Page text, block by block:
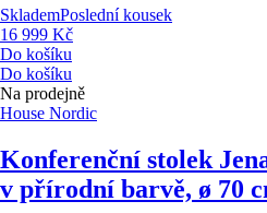
SklademPoslední kousek
16 999 Kč
Do košíku
Do košíku
Na prodejně
House Nordic
Konferenční stolek
v přírodní barvě, ø 70